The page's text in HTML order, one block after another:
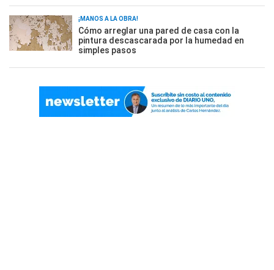
¡MANOS A LA OBRA!
Cómo arreglar una pared de casa con la
pintura descascarada por la humedad en
simples pasos